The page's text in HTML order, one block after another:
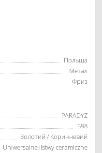
Польща
Метал
Фриз
PARADYZ
598
Золотий / Коричневий
Uniwersalne listwy ceramiczne